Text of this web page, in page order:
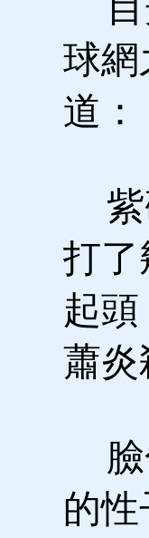
球網
道：
紫
打了
起
蕭炎
臉
的